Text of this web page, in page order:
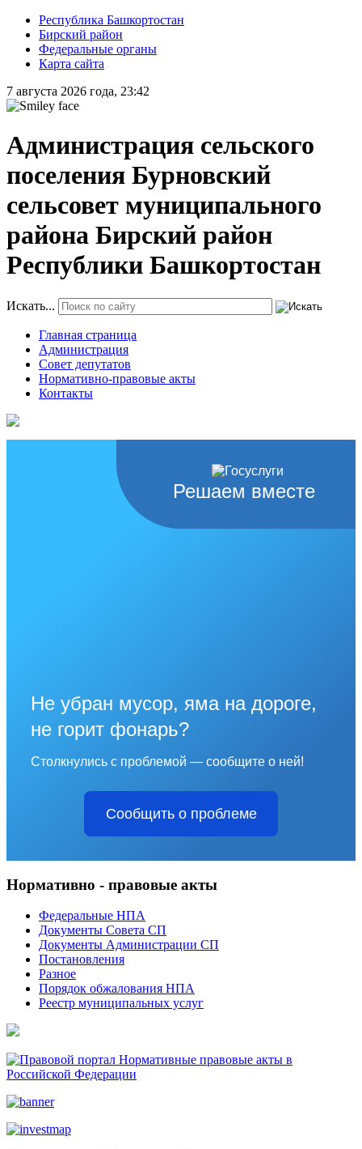
Республика Башкортостан
Бирский район
Федеральные органы
Карта сайта
7 августа 2026 года, 23:42
Администрация сельского
поселения Бурновский
сельсовет муниципального
района Бирский район
Республики Башкортостан
Искать...
Главная страница
Администрация
Совет депутатов
Нормативно-правовые акты
Контакты
Решаем вместе
Не убран мусор, яма на дороге,
не горит фонарь?
Столкнулись с проблемой — сообщите о ней!
Сообщить о проблеме
Нормативно - правовые акты
Федеральные НПА
Документы Совета СП
Документы Администрации СП
Постановления
Разное
Порядок обжалования НПА
Реестр муниципальных услуг